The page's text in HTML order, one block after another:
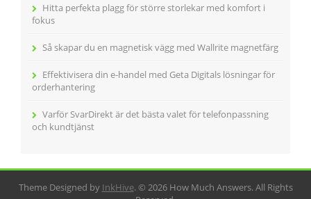
Hitta perfekta plagg för större storlekar med komfort i
fokus
Så skapar du en magnetisk vägg med Wallrite magnetfärg
Effektivisera din e-handel med Geta Digitals lösningar för
orderhantering
Varför SvarDirekt är det bästa valet för telefonpassning
och kundtjänst
Theme Designed by InkHive.© 2026 How Much Answers. All Rights